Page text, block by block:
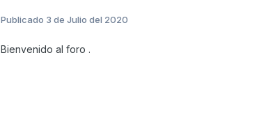
Publicado 3 de Julio del 2020
Bienvenido al foro .